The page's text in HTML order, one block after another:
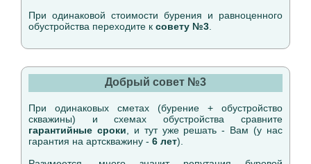
При одинаковой стоимости бурения и равноценного
обустройства переходите ксовету №3
Добрый совет №3
При одинаковых сметах (бурение + обустройство
скважины) и схемах обустройства сравните
гарантийные сроки , и тут уже решать - Вам (у нас
гарантия на артскважину -6 лет).